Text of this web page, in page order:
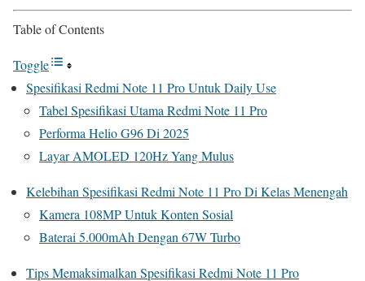
Table of Contents
Toggle
Spesifikasi Redmi Note 11 Pro Untuk Daily Use
Tabel Spesifikasi Utama Redmi Note 11 Pro
Performa Helio G96 Di 2025
Layar AMOLED 120Hz Yang Mulus
Kelebihan Spesifikasi Redmi Note 11 Pro Di Kelas Menengah
Kamera 108MP Untuk Konten Sosial
Baterai 5.000mAh Dengan 67W Turbo
Tips Memaksimalkan Spesifikasi Redmi Note 11 Pro